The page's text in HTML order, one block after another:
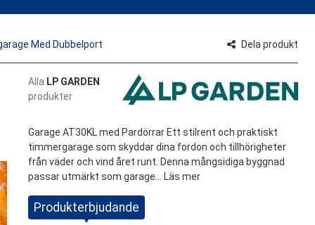
Dela produkt
Med Dubbelport
Alla LP GARDEN
produkter
Garage AT30KL med Pardörrar Ett stilrent och praktiskt
timmergarage som skyddar dina fordon och tillhörigheter
från väder och vind året runt. Denna mångsidiga byggnad
passar utmärkt som garage... Läs mer
Produkterbjudande